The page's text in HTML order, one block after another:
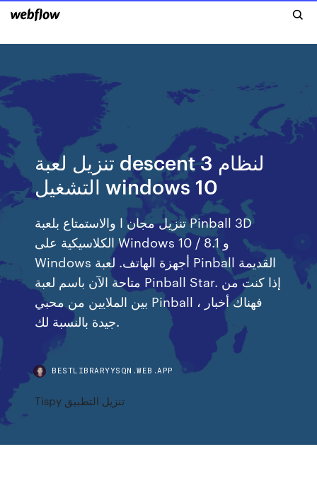
تنزيل لعبة descent 3 لنظام
التشغيل windows 10
تنزيل مجان ا والاستمتاع بلعبة Pinball 3D
الكلاسيكية على Windows 10 / 8.1 و
Windows أجهزة الهاتف. لعبة Pinball القديمة
متاحة الآن باسم لعبة Pinball Star. إذا كنت من
بين الملايين من محبي Pinball ، فهناك أخبار
جيدة بالنسبة لك.
BESTLIBRARYYSQN.WEB.APP
Tispy تنزيل التطبيق